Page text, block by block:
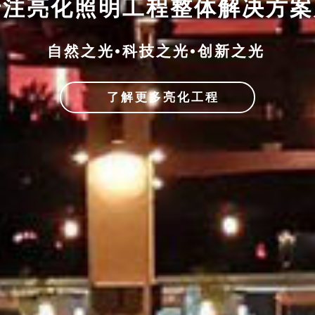
亮化照明工程整体解决方
自然之光•科技之光•创新之光
了解更多亮化工程